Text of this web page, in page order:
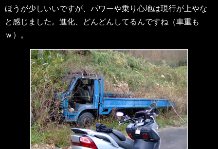
ほうが少しいいですが、パワーや乗り心地は現行が上やな
と感じました。進化、どんどんしてるんですね（車重も
ｗ）。